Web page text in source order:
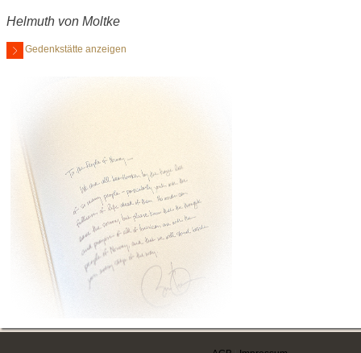
Helmuth von Moltke
Gedenkstätte anzeigen